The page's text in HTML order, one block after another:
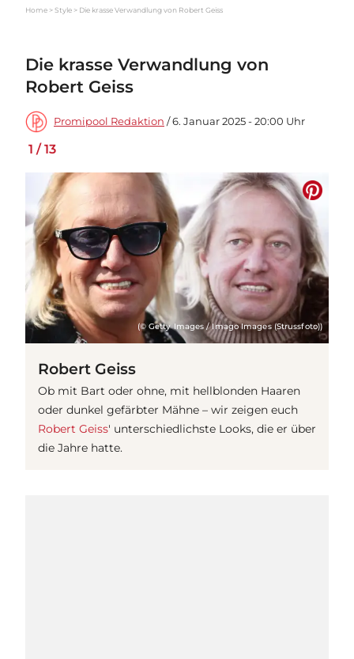
Home Style Die krasse Verwandlung von Robert Geiss
Die krasse Verwandlung von
Robert Geiss
Promipool Redaktion / 6. Januar 2025 - 20:00 Uhr
1 / 13
(© Getty Images / Imago Images (Strussfoto))
Robert Geiss
Ob mit Bart oder ohne, mit hellblonden Haaren
oder dunkel gefärbter Mähne – wir zeigen euch
Robert Geiss' unterschiedlichste Looks, die er über
die Jahre hatte.